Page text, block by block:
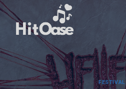
Zum
Inhalt
springen
FESTIVAL